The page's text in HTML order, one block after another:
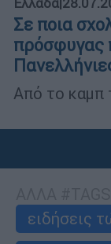
Ελλάδα
Σε ποια
πρόσφυγας
Από το καμπ
ειδήσεις